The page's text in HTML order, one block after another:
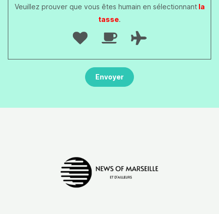
Veuillez prouver que vous êtes humain en sélectionnantla
tasse.